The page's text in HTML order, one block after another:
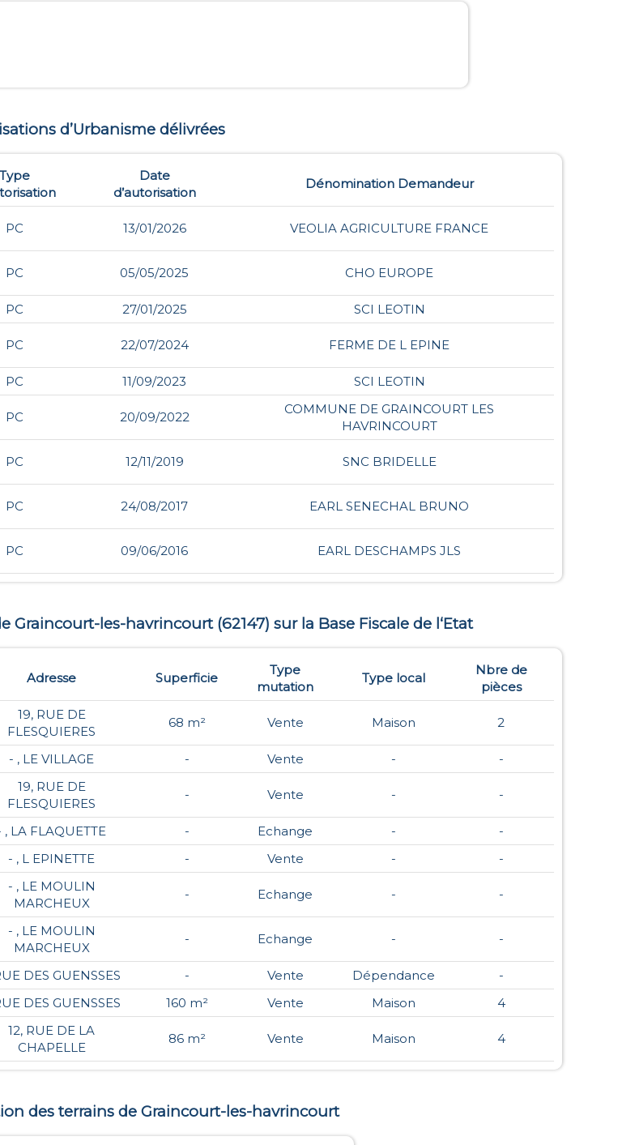
d’Urbanisme délivrées
Type
Date
d’autorisation
Dénomination Demandeur
PC 13/01/2026 VEOLIA AGRICULTURE FRANCE
PC 05/05/2025 CHO EUROPE
PC 27/01/2025 SCI LEOTIN
PC 22/07/2024 FERME DE L EPINE
PC 11/09/2023 SCI LEOTIN
PC 20/09/2022
COMMUNE DE GRAINCOURT LES
HAVRINCOURT
PC 12/11/2019 SNC BRIDELLE
PC 24/08/2017 EARL SENECHAL BRUNO
PC 09/06/2016 EARL DESCHAMPS JLS
Graincourt-les-havrincourt(62147) sur la Base Fiscale de l‘Etat
Adresse Superficie
Type
mutation
Type local
Nbre de
pièces
19, RUE DE
FLESQUIERES
68 m² Vente Maison 2
- , LE VILLAGE - Vente - -
19, RUE DE
FLESQUIERES
- Vente - -
, LA FLAQUETTE - Echange -
-
- , L EPINETTE - Vente - -
- , LE MOULIN
MARCHEUX
- Echange - -
- , LE MOULIN
MARCHEUX
- Echange - -
DES GUENSSES - Vente Dépendance
-
DES GUENSSES 160 m² Vente Maison 4
12, RUE DE LA
CHAPELLE
86 m² Vente Maison 4
des terrains de Graincourt-les-havrincourt